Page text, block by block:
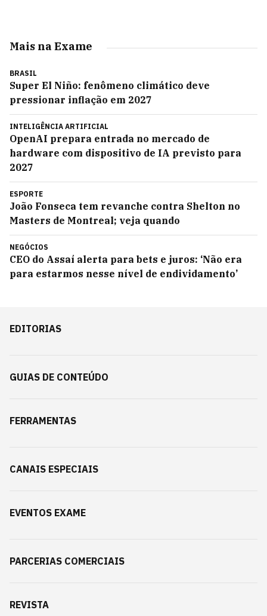
Mais na Exame
BRASIL
Super El Niño: fenômeno climático deve
pressionar inflação em 2027
INTELIGÊNCIA ARTIFICIAL
OpenAI prepara entrada no mercado de
hardware com dispositivo de IA previsto para
2027
ESPORTE
João Fonseca tem revanche contra Shelton no
Masters de Montreal; veja quando
NEGÓCIOS
CEO do Assaí alerta para bets e juros: ‘Não era
para estarmos nesse nível de endividamento’
EDITORIAS
GUIAS DE CONTEÚDO
FERRAMENTAS
CANAIS ESPECIAIS
EVENTOS EXAME
PARCERIAS COMERCIAIS
REVISTA